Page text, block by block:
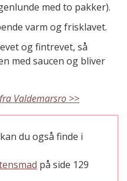
med to pakker).
varm og frisklavet.
og fintrevet, så
med saucen og bliver
Valdemarsro >>
du også finde i
på side 129